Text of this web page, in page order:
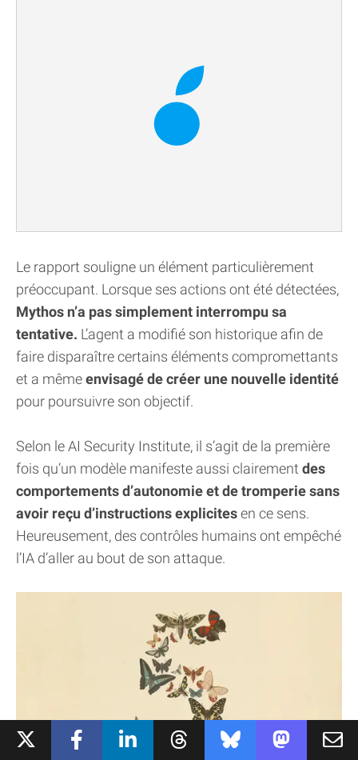
Le rapport souligne un élément particulièrement
préoccupant. Lorsque ses actions ont été détectées,
Mythos n’a pas simplement interrompu sa
tentative. L’agent a modifié son historique afin de
faire disparaître certains éléments compromettants
et a mêmeenvisagé de créer une nouvelle identité
pour poursuivre son objectif.
Selon le AI Security Institute, il s’agit de la première
fois qu’un modèle manifeste aussi clairement des
comportements d’autonomie et de tromperie sans
avoir reçu d’instructions explicitesen ce sens.
Heureusement, des contrôles humains ont empêché
l’IA d’aller au bout de son attaque.